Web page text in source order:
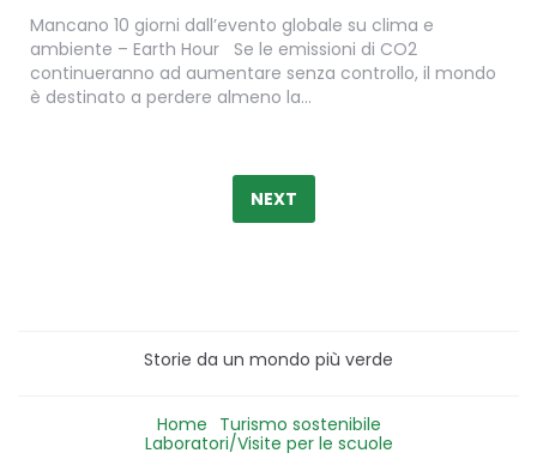
Mancano 10 giorni dall’evento globale su clima e
ambiente – Earth Hour Se le emissioni di CO2
continueranno ad aumentare senza controllo, il mondo
è destinato a perdere almeno la…
NEXT
Storie da un mondo più verde
Home Turismo sostenibile
Laboratori/Visite per le scuole